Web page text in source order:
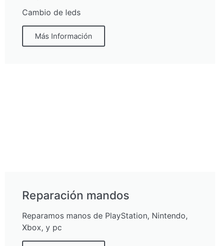
Cambio de leds
Más Información
Reparación mandos
Reparamos manos de PlayStation, Nintendo,
Xbox, y pc